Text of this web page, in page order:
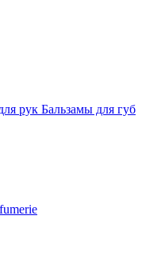
рук Бальзамы для губ